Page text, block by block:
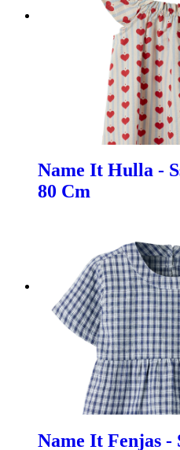
Name It Hulla -
80 Cm
Name It Fenjas -